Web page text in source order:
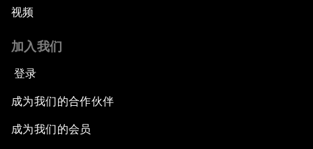
视频
加入我们
登录
成为我们的合作伙伴
成为我们的会员